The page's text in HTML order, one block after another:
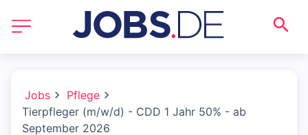
Jobs
Pflege
Tierpfleger (m/w/d) - CDD 1 Jahr 50% - ab
September 2026